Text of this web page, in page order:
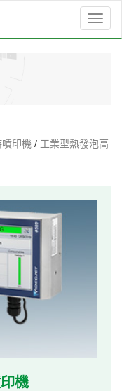
選
印機 / 工業型熱發泡高
機